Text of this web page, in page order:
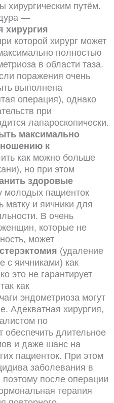
хирургическим путём.
—
хирургия
которой хирург может
полностью
в области таза.
поражения очень
выполнена
операция), однако
при
лапароскопически.
максимально
к
как можно больше
но при этом
здоровые
молодых пациенток
матку и яичники для
В очень
которые не
может
(удаление
с яичниками) как
это не гарантирует
как
эндометриоза могут
Адекватная хирургия,
по
обеспечить длительное
и даже шанс на
пациенток. При этом
заболевания в
после операции
терапия